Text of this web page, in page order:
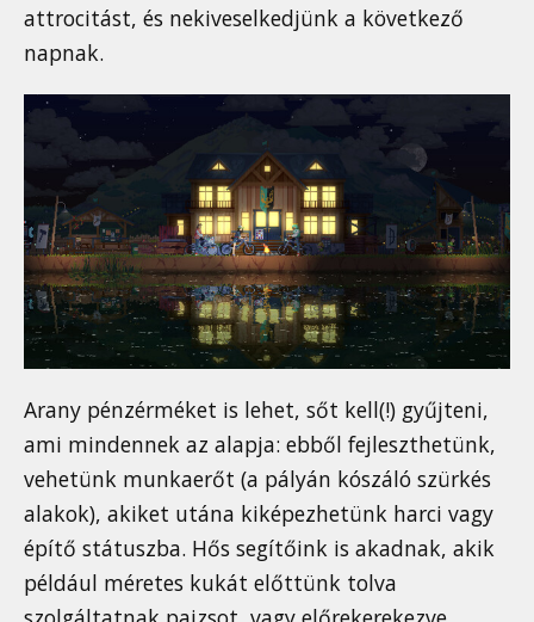
attrocitást, és nekiveselkedjünk a következő
napnak.
Arany pénzérméket is lehet, sőt kell(!) gyűjteni,
ami mindennek az alapja: ebből fejleszthetünk,
vehetünk munkaerőt (a pályán kószáló szürkés
alakok), akiket utána kiképezhetünk harci vagy
építő státuszba. Hős segítőink is akadnak, akik
például méretes kukát előttünk tolva